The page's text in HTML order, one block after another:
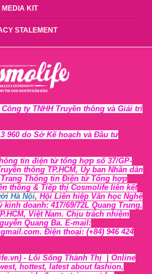
MEDIA KIT
STALEMENT
ty TNHH Truyền thông và Giải trí
960 do Sở Kế hoạch và Đầu tư
tin điện tử tổng hợp số 37/GP-
uyền thông TP.HCM, Ủy ban Nhân dân
Trang Thông tin Điện tử Tổng hợp
thông & Tiếp thị Cosmolife liên kết
Hà Nội, Hội Liên hiệp Văn học Nghệ
doanh: 417/69/72L Quang Trung,
Việt Nam. Chịu trách nhiệm
Quang Ba. E-mail:
Điện thoại: (+84) 946 424
- Lối Sống Thành Thị | Online
hottest, latest about fashion,